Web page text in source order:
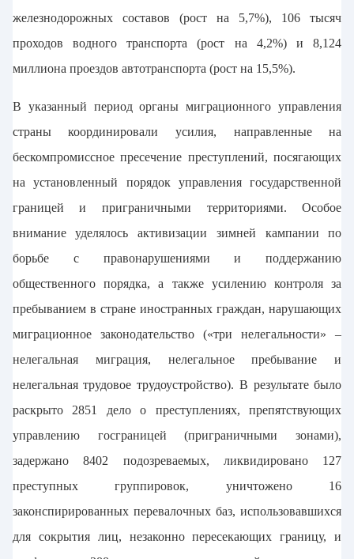
железнодорожных составов (рост на 5,7%), 106 тысяч
проходов водного транспорта (рост на 4,2%) и 8,124
миллиона проездов автотранспорта (рост на 15,5%).
В указанный период органы миграционного управления
страны координировали усилия, направленные на
бескомпромиссное пресечение преступлений, посягающих
на установленный порядок управления государственной
границей и приграничными территориями. Особое
внимание уделялось активизации зимней кампании по
борьбе с правонарушениями и поддержанию
общественного порядка, а также усилению контроля за
пребыванием в стране иностранных граждан, нарушающих
миграционное законодательство («три нелегальности» –
нелегальная миграция, нелегальное пребывание и
нелегальная трудовое трудоустройство). В результате было
раскрыто 2851 дело о преступлениях, препятствующих
управлению госграницей (приграничными зонами),
задержано 8402 подозреваемых, ликвидировано 127
преступных группировок, уничтожено 16
законспирированных перевалочных баз, использовавшихся
для сокрытия лиц, незаконно пересекающих границу, и